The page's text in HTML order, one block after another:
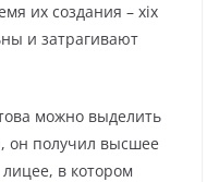
их создания – xix
и затрагивают
можно выделить
он получил высшее
в котором